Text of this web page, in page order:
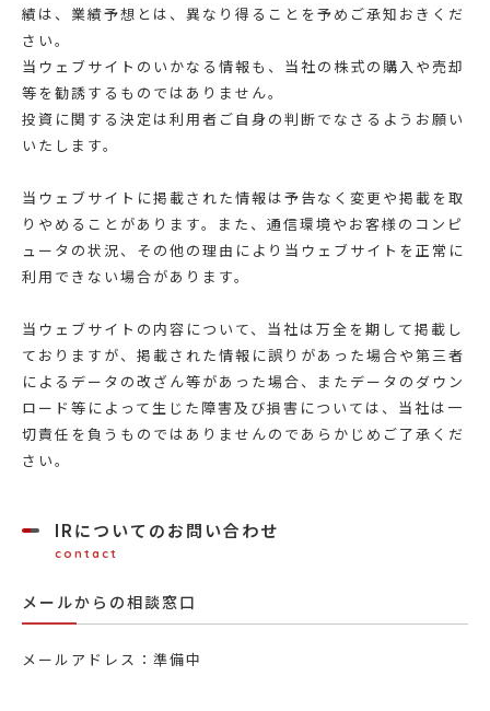
績は、業績予想とは、異なり得ることを予めご承知おきくだ
さい。
当ウェブサイトのいかなる情報も、当社の株式の購入や売却
等を勧誘するものではありません。
投資に関する決定は利用者ご自身の判断でなさるようお願い
いたします。
当ウェブサイトに掲載された情報は予告なく変更や掲載を取
りやめることがあります。また、通信環境やお客様のコンピ
ュータの状況、その他の理由により当ウェブサイトを正常に
利用できない場合があります。
当ウェブサイトの内容について、当社は万全を期して掲載し
ておりますが、掲載された情報に誤りがあった場合や第三者
によるデータの改ざん等があった場合、またデータのダウン
ロード等によって生じた障害及び損害については、当社は一
切責任を負うものではありませんのであらかじめご了承くだ
さい。
IRについてのお問い合わせ
contact
メールからの相談窓口
メールアドレス：準備中